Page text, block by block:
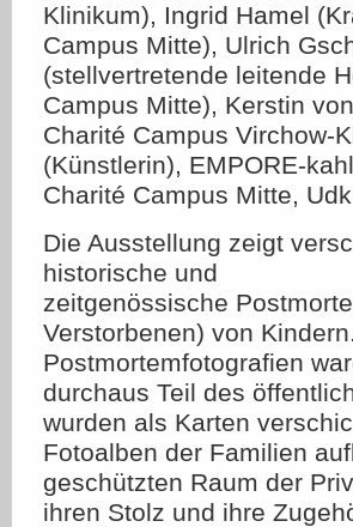
Klinikum), Ingrid Hamel
Campus Mitte), Ulrich
(stellvertretende leitende
Campus Mitte), Kerstin
Charité Campus Virchow-
(Künstlerin), EMPORE-
Charité Campus Mitte,
Die Ausstellung zeigt
historische und
zeitgenössische
Verstorbenen) von Kindern.
Postmortemfotografien
durchaus Teil des
wurden als Karten
Fotoalben der Familien
geschützten Raum der
ihren Stolz und ihre